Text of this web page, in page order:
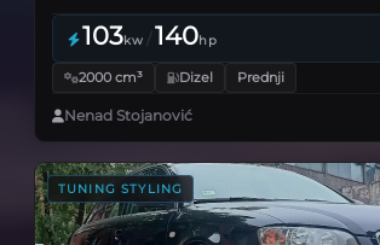
103kw /140hp
2000 cm³ Dizel Prednji
Nenad Stojanović
TUNING STYLING